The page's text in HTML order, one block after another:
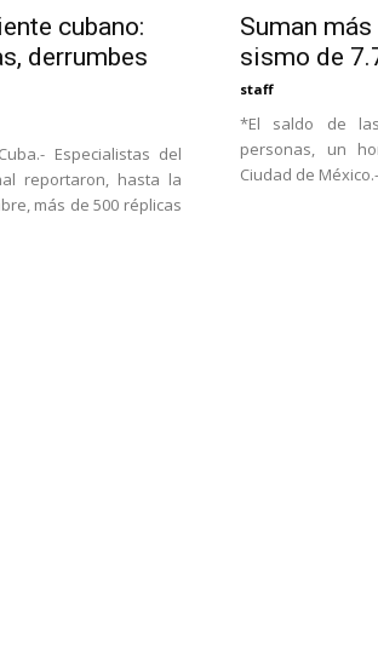
cubano:
derrumbes
Especialistas del
reportaron, hasta la
más de 500 réplicas
Suman
sismo de
staff
*El saldo de
personas, un
Ciudad de